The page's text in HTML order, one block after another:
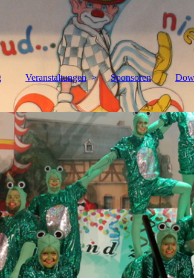
Veranstaltungen Sponsoren